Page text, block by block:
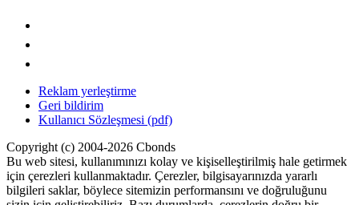
Reklam yerleştirme
Geri bildirim
Kullanıcı Sözleşmesi (pdf)
Copyright (c) 2004-2026 Cbonds
Bu web sitesi, kullanımınızı kolay ve kişiselleştirilmiş hale getirmek
için çerezleri kullanmaktadır. Çerezler, bilgisayarınızda yararlı
bilgileri saklar, böylece sitemizin performansını ve doğruluğunu